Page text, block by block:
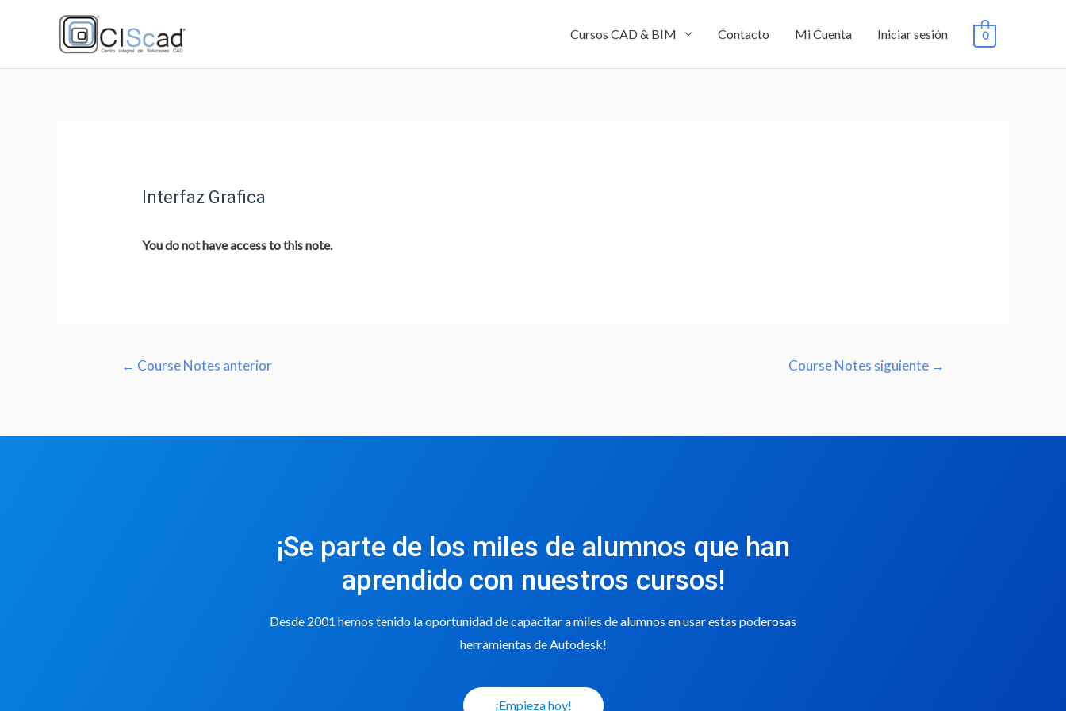
Cursos CAD & BIM Contacto Mi Cuenta Iniciar sesión 0
Interfaz Grafica
You do not have access to this note.
← Course Notes anterior Course Notes siguiente →
¡Se parte de los miles de alumnos que han
aprendido con nuestros cursos!
Desde 2001 hemos tenido la oportunidad de capacitar a miles de alumnos en usar estas poderosas
herramientas de Autodesk!
¡Empieza hoy!